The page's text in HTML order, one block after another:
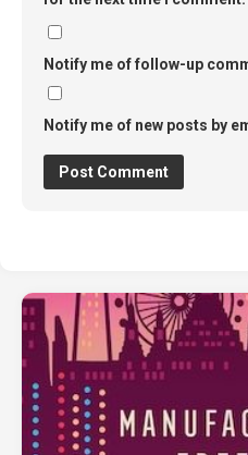
Notify me of follow-up
Notify me of new posts by